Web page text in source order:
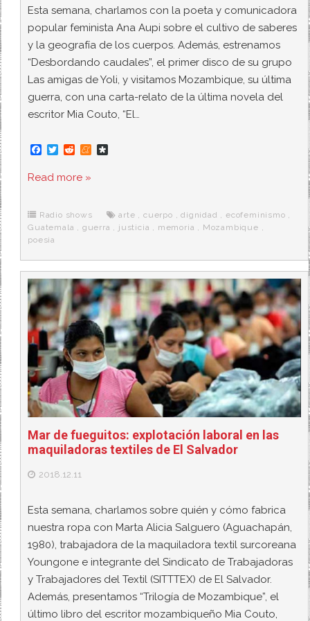
Esta semana, charlamos con la poeta y comunicadora
popular feminista Ana Aupi sobre el cultivo de saberes
y la geografía de los cuerpos. Además, estrenamos
“Desbordando caudales”, el primer disco de su grupo
Las amigas de Yoli, y visitamos Mozambique, su última
guerra, con una carta-relato de la última novela del
escritor Mia Couto, “El…
F
e
o
k
T
t
r
R
d
M
e
r
a
Read more »
Radio shows arte , cuerpo ,dignidad , ecofeminismo ,
Guatemala , guerra , justicia , memoria , Mozambique ,
poesia
Mar de fueguitos: explotación laboral en las
maquiladoras textiles de El Salvador
2018.12.11
Esta semana, charlamos sobre quién y cómo fabrica
nuestra ropa con Marta Alicia Salguero (Aguachapán,
1980), trabajadora de la maquiladora textil surcoreana
Youngone e integrante del Sindicato de Trabajadoras
y Trabajadores del Textil (SITTTEX) de El Salvador.
Además, presentamos “Trilogía de Mozambique”, el
último libro del escritor mozambiqueño Mia Couto,